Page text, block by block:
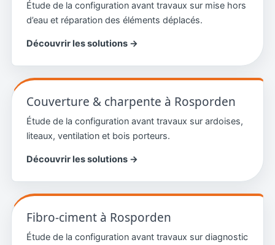
Étude de la configuration avant travaux sur mise hors
d’eau et réparation des éléments déplacés.
Découvrir les solutions →
Couverture & charpente à Rosporden
Étude de la configuration avant travaux sur ardoises,
liteaux, ventilation et bois porteurs.
Découvrir les solutions →
Fibro-ciment à Rosporden
Étude de la configuration avant travaux sur diagnostic